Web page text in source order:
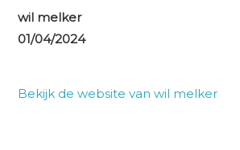
wil melker
01/04/2024
Bekijk de website van wil melker